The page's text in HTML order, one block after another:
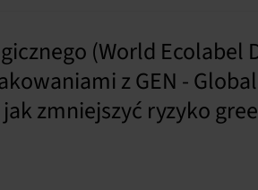
(World Ecolabel
z GEN -
zmniejszyć ryzyko